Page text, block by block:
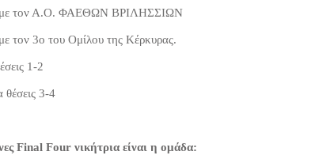
με τον Α.Ο. ΦΑΕΘΩΝ ΒΡΙΛΗΣΣΙΩΝ
τον 3ο του Ομίλου της Κέρκυρας.
1-2
θέσεις 3-4
Final Four νικήτρια είναι η ομάδα: